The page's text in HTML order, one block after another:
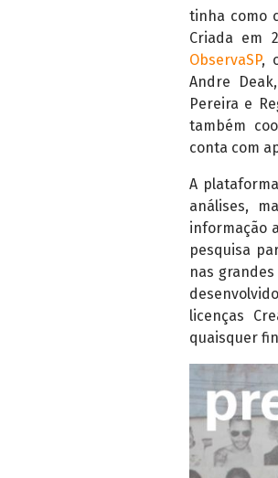
tinha como
Criada em
ObservaSP,
Andre
Pereira e
também
conta com
A
análises,
informação
pesquisa
nas
licenças
quaisquer